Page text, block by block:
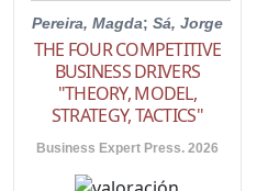
Pereira, Magda; Sá, Jorge
THE FOUR COMPETITIVE
BUSINESS DRIVERS
"THEORY, MODEL,
STRATEGY, TACTICS"
Business Expert Press. 2026